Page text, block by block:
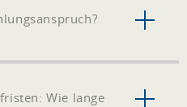
Wie lange